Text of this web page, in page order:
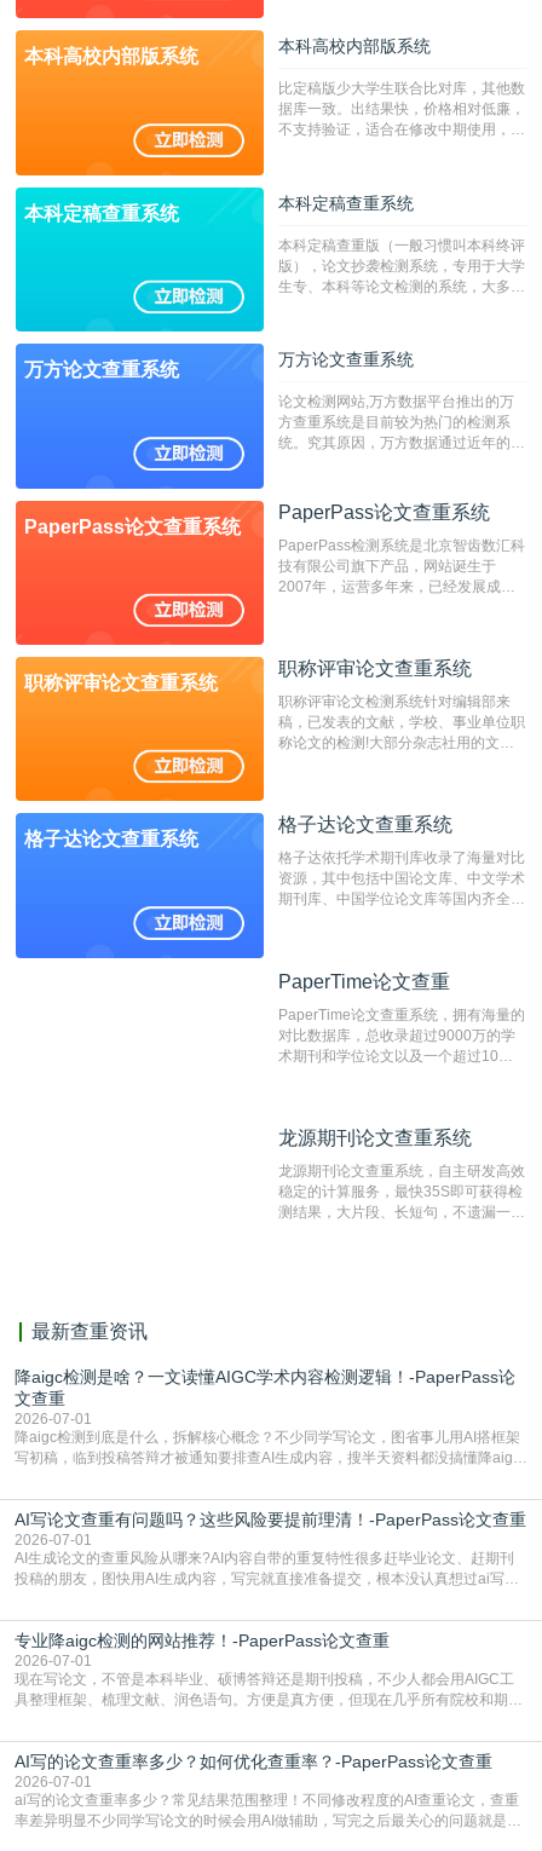
本科高校内部版系统 本科高校内部版系统
比定稿版少大学生联合比对库，其他数
据库一致。出结果快，价格相对低廉，
不支持验证，适合在修改中期使用，定
本科定稿查重系统 本科定稿查重系统
本科定稿查重版（一般习惯叫本科终评
版），论文抄袭检测系统，专用于大学
生专、本科等论文检测的系统，大多数
万方论文查重系统 万方论文查重系统
论文检测网站,万方数据平台推出的万
方查重系统是目前较为热门的检测系
统。究其原因，万方数据通过近年的发
检测系统，其真实性和权威性无可厚
非。其次，相对于知网而言，万方检测
费用少，上手容易，是学生初次论文查
重的推荐系统。
PaperPass论文查重系统
PaperPass论文查重系统
PaperPass检测系统是北京智齿数汇科
技有限公司旗下产品，网站诞生于
2007年，运营多年来，已经发展成为
检测速度快、精度高，市场反映良好。
职称评审论文查重系统
职称评审论文查重系统
职称评审论文检测系统针对编辑部来
稿，已发表的文献，学校、事业单位职
称论文的检测!大部分杂志社用的文献
编辑部检测来稿和已发表的文献,检测
测时注意填写第一作者,才能排除已发
表文献复制比。（限制字符数1万）
格子达论文查重系统
格子达论文查重系统
格子达依托学术期刊库收录了海量对比
资源，其中包括中国论文库、中文学术
期刊库、中国学位论文库等国内齐全的
系统，可检测中文、英文两种语言的论
PaperTime论文查重
PaperTime论文查重系统，拥有海量的
对比数据库，总收录超过9000万的学
术期刊和学位论文以及一个超过10亿
对，利用指纹索引快速而精准地在云检
有相似的片段，该项技术检测速度快、
准确率高，市场反映良好。
龙源期刊论文查重系统
龙源期刊论文查重系统，自主研发高效
稳定的计算服务，最快35S即可获得检
测结果，大片段、长短句，不遗漏一处
最新查重资讯
降aigc检测是啥？一文读懂AIGC学术内容检测逻辑！-PaperPass论
文查重
2026-07-01
降aigc检测到底是什么，拆解核心概念？不少同学写论文，图省事儿用AI搭框架
写初稿，临到投稿答辩才被通知要排查AI生成内容，搜半天资料都没搞懂降aigc
怕是已经入行的科研人员，不少人也搞不清降aigc检测是啥，对相关要求摸不
准。其实，降aigc检测是伴随AIGC工具在学术领域普及诞生的新需求，核心是为
了满足现在高校、期刊对AI生
AI写论文查重有问题吗？这些风险要提前理清！-PaperPass论文查重
2026-07-01
AI生成论文的查重风险从哪来?AI内容自带的重复特性很多赶毕业论文、赶期刊
投稿的朋友，图快用AI生成内容，写完就直接准备提交，根本没认真想过ai写论
自带不可忽视的查重风险。AI训练依赖海量公开的文本数据，生成内容本质是基
于训练数据的概率拼接，不是从零开始的原创创作。生成过程中，很容易复用已
有的高频公共表述，甚至直接拼接已经公开
专业降aigc检测的网站推荐！-PaperPass论文查重
2026-07-01
现在写论文，不管是本科毕业、硕博答辩还是期刊投稿，不少人都会用AIGC工
具整理框架、梳理文献、润色语句。方便是真方便，但现在几乎所有院校和期刊
五遍还是过不了预检测的大有人在，这时候，找到靠谱的降AIGC检测率的网
站，就能少走好多弯路。PaperPass：守护学术原创性的智能伙伴AIGC生成内
容的学术合规痛点去年帮一个本科师弟改
AI写的论文查重率多少？如何优化查重率？-PaperPass论文查重
2026-07-01
ai写的论文查重率多少？常见结果范围整理！不同修改程度的AI查重论文，查重
率差异明显不少同学写论文的时候会用AI做辅助，写完之后最关心的问题就是ai